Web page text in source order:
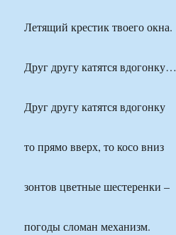
Летящий крестик твоего окна.
Друг другу катятся вдогонку…
Друг другу катятся вдогонку
то прямо вверх, то косо вниз
зонтов цветные шестеренки –
погоды сломан механизм.